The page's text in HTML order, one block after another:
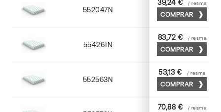
552047N 45 x 64
39,24 € / resma
COMPRAR
554261N 63 x 88
83,72 € / resma
COMPRAR
552563N 63 x 88
53,13 € / resma
COMPRAR
70,88 € / resma